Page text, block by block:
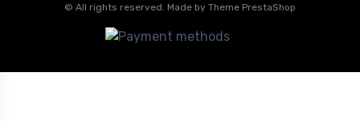
© All rights reserved. Made by Theme PrestaShop